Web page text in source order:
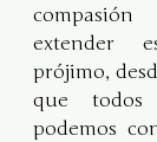
extender
prójimo,
que todos
podemos